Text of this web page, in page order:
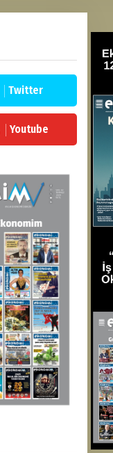
Twitter
Youtube